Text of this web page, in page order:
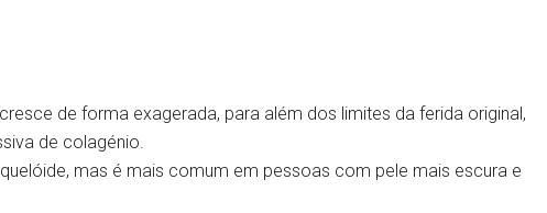
de forma exagerada, para além dos limites da ferida original,
de colagénio.
mas é mais comum em pessoas com pele mais escura e